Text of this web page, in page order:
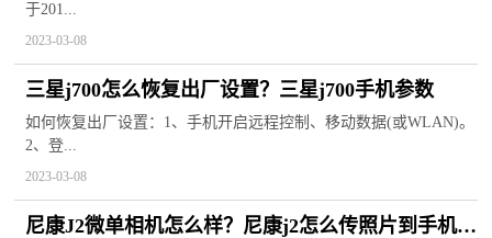
于201...
2023-03-08
三星j700怎么恢复出厂设置？三星j700手机参数
如何恢复出厂设置：1、手机开启远程控制、移动数据(或WLAN)。
2、登...
2023-03-08
尼康J2微单相机怎么样？尼康j2怎么传照片到手机